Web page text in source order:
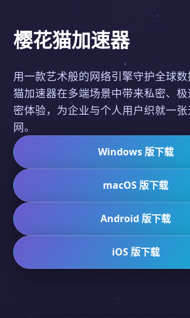
樱花猫加速器
用一款艺术般的网络引擎守护全球
猫加速器在多端场景中带来私密、
密体验，为企业与个人用户织就一
网。
Windows 版下载
macOS 版下载
Android 版下载
iOS 版下载